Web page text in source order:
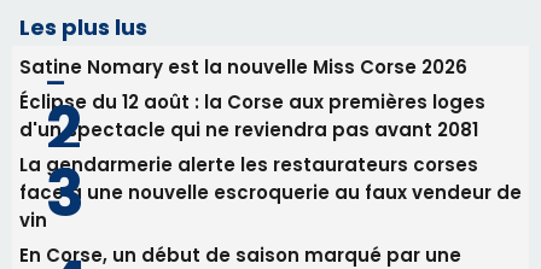
31/07/2026 08:24
Tennis - Début ce week-end du tournoi du
RCPV
31/07/2026 08:22
82ème anniversaire de la disparition du
Commandant Antoine de Saint Exupery